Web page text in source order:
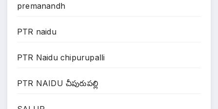
premanandh
PTR naidu
PTR Naidu chipurupalli
PTR NAIDU చీపురుపల్లి